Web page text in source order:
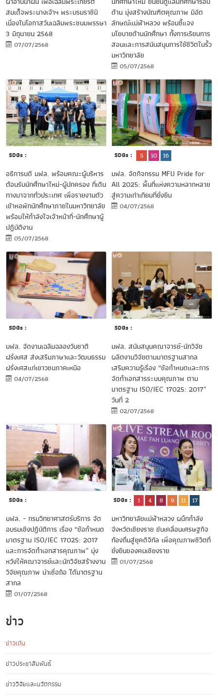
สมเด็จพระนางเจ้าฯ พระบรมราชินี
เนื่องในโอกาสวันเฉลิมพระชนมพรรษา
3 มิถุนายน 2568
07/07/2568
ด้าน มุ่งสร้างบัณฑิตคุณภาพ มีอัต
ลักษณ์แม่ฟ้าหลวง พร้อมชี้แจง
นโยบายด้านนักศึกษา ทั้งการเรียนการ
สอนและการสนับสนุนการใช้ชีวิตในรั้ว
มหาวิทยาลัย
05/07/2568
SDGs :
อธิการบดี มฟล. พร้อมคณะผู้บริหาร
ต้อนรับนักศึกษาใหม่-ผู้ปกครอง ที่เดิน
ทางมาจากทั่วประเทศ เพื่อรายงานตัว
เข้าหอพักนักศึกษาภายในมหาวิทยาลัย
พร้อมให้กำลังใจเจ้าหน้าที่-นักศึกษาผู้
ปฏิบัติงาน
05/07/2568
SDGs : 5 10 16
มฟล. จัดกิจกรรม MFU Pride for
All 2025: พื้นที่แห่งความหลากหลาย
สู่ความเท่าเทียมที่ยั่งยืน
04/07/2568
SDGs :
มฟล. จัดงานเฉลิมฉลองวันชาติ
ฝรั่งเศส ส่งเสริมภาษาและวัฒนธรรม
ฝรั่งเศสแก่เยาวชนภาคเหนือ
04/07/2568
SDGs :
มฟล. สนับสนุนคณาจารย์-นักวิจัย
ผลิตงานวิจัยตามมาตรฐานสากล
เสริมความรู้เรื่อง “ข้อกำหนดและการ
จัดทำเอกสารระบบคุณภาพ ตาม
มาตรฐาน ISO/IEC 17025: 2017”
วันที่ 2
02/07/2568
SDGs :
มฟล. - กรมวิทยาศาสตร์บริการ จัด
อบรมเชิงปฏิบัติการ เรื่อง “ข้อกำหนด
มาตรฐาน ISO/IEC 17025: 2017
และการจัดทำเอกสารคุณภาพ” มุ่ง
หวังให้คณาจารย์และนักวิจัยสร้างงาน
วิจัยคุณภาพ น่าเชื่อถือ ได้มาตรฐาน
สากล
01/07/2568
SDGs : 1 4 8 9 11 17
มหาวิทยาลัยแม่ฟ้าหลวง ผนึกกำลัง
จังหวัดเชียงราย ขับเคลื่อนเศรษฐกิจ
ท้องถิ่นสู่ยุคดิจิทัล เพื่อคุณภาพชีวิตที่
ยั่งยืนของคนเชียงราย
01/07/2568
ข่าว
ข่าวเด่น
ข่าวประชาสัมพันธ์
ข่าววิจัยและนวัตกรรม